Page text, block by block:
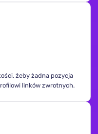
żeby żadna pozycja
linków zwrotnych.